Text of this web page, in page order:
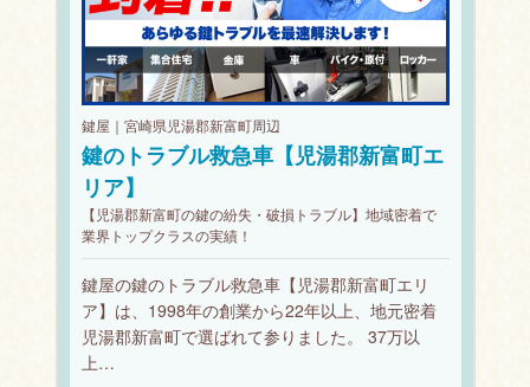
鍵屋｜宮崎県児湯郡新富町周辺
鍵のトラブル救急車【児湯郡新富町エ
リア】
【児湯郡新富町の鍵の紛失・破損トラブル】地域密着で
業界トップクラスの実績！
鍵屋の鍵のトラブル救急車【児湯郡新富町エリ
ア】は、1998年の創業から22年以上、地元密着
児湯郡新富町で選ばれて参りました。 37万以
上…